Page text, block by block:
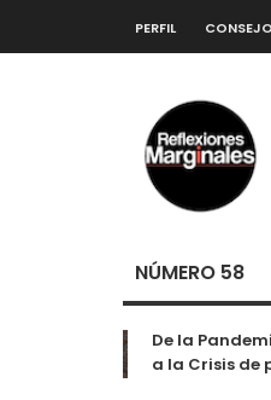
PERFIL
NÚMERO 58
De la
a la Crisis de